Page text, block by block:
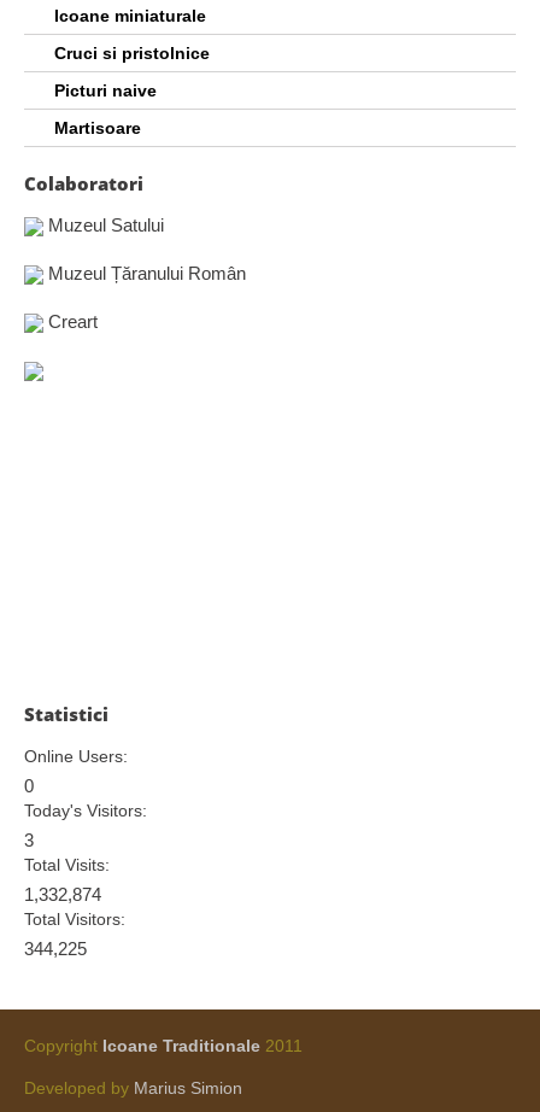
Icoane miniaturale
Cruci si pristolnice
Picturi naive
Martisoare
Colaboratori
Muzeul Satului
Muzeul Țăranului Român
Creart
Statistici
Online Users:
0
Today's Visitors:
3
Total Visits:
1,332,874
Total Visitors:
344,225
Copyright Icoane Traditionale 2011
Developed by Marius Simion